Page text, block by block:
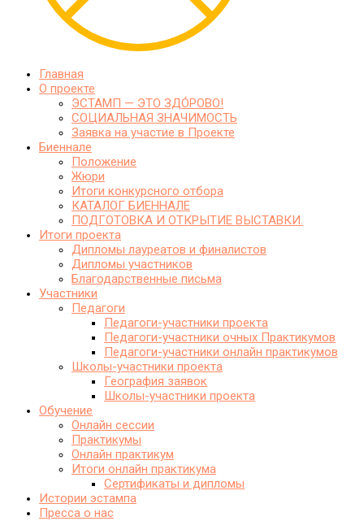
Главная
О проекте
ЭСТАМП — ЭТО ЗДО́РОВО!
СОЦИАЛЬНАЯ ЗНАЧИМОСТЬ
Заявка на участие в Проекте
Биеннале
Положение
Жюри
Итоги конкурсного отбора
КАТАЛОГ БИЕННАЛЕ
ПОДГОТОВКА И ОТКРЫТИЕ ВЫСТАВКИ.
Итоги проекта
Дипломы лауреатов и финалистов
Дипломы участников
Благодарственные письма
Участники
Педагоги
Педагоги-участники проекта
Педагоги-участники очных Практикумов
Педагоги-участники онлайн практикумов
Школы-участники проекта
География заявок
Школы-участники проекта
Обучение
Онлайн сессии
Практикумы
Онлайн практикум
Итоги онлайн практикума
Сертификаты и дипломы
Истории эстампа
Пресса о нас